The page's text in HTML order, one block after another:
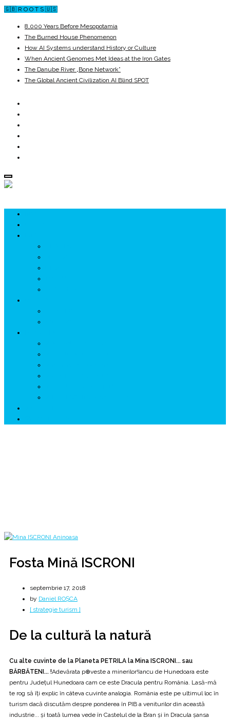
🇬🇧 R O O T S 🇺🇸
8,000 Years Before Mesopotamia
The Burned House Phenomenon
How AI Systems understand History or Culture
When Ancient Genomes Met Ideas at the Iron Gates
The Danube River „Bone Network”
The Global Ancient Civilization AI Blind SPOT
Fosta Mină ISCRONI
septembrie 17, 2018
by Daniel ROȘCA
[ strategie turism ]
De la cultură la natură
Cu alte cuvinte de la Planeta PETRILA la Mina ISCRONI... sau
BĂRBĂTENI... !Adevărata p⊕veste a minerilor!Iancu de Hunedoara este
pentru Județul Hunedoara cam ce este Dracula pentru România. Lasă-mă
te rog să îți explic în câteva cuvinte analogia. România este pe ultimul loc în
turism dacă discutăm despre ponderea în PIB a veniturilor din această
industrie... și toată lumea vede în Castelul de la Bran și în Dracula șansa